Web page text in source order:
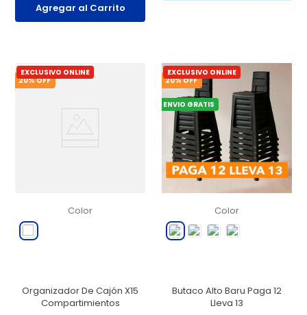
Agregar al Carrito
20% OFF
EXCLUSIVO ONLINE
Color
Organizador De Cajón X15
Compartimientos
20% OFF
ENVIO GRATIS
EXCLUSIVO ONLINE
Color
Butaco Alto Baru Paga 12
Lleva 13